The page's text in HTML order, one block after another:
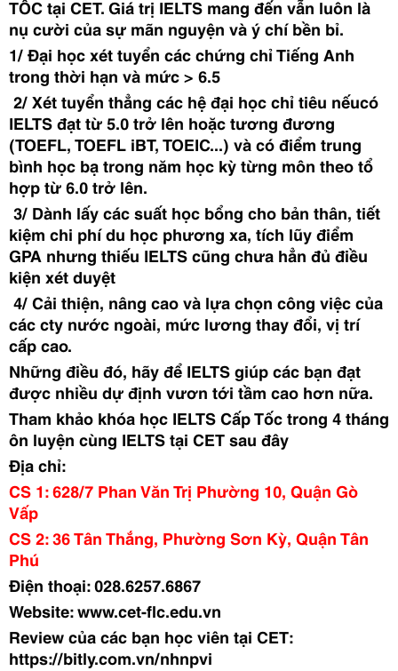
TỐC tại CET. Giá trị IELTS mang đến vẫn luôn là
nụ cười của sự mãn nguyện và ý chí bền bỉ.
1/ Đại học xét tuyển các chứng chỉ Tiếng Anh
trong thời hạn và mức > 6.5
2/ Xét tuyển thẳng các hệ đại học chỉ tiêu nếucó
IELTS đạt từ 5.0 trở lên hoặc tương đương
(TOEFL, TOEFL iBT, TOEIC...) và có điểm trung
bình học bạ trong năm học kỳ từng môn theo tổ
hợp từ 6.0 trở lên.
3/ Dành lấy các suất học bổng cho bản thân, tiết
kiệm chi phí du học phương xa, tích lũy điểm
GPA nhưng thiếu IELTS cũng chưa hẳn đủ điều
kiện xét duyệt
4/ Cải thiện, nâng cao và lựa chọn công việc của
các cty nước ngoài, mức lương thay đổi, vị trí
cấp cao.
Những điều đó, hãy để IELTS giúp các bạn đạt
được nhiều dự định vươn tới tầm cao hơn nữa.
Tham khảo khóa học IELTS Cấp Tốc trong 4 tháng
ôn luyện cùng IELTS tại CET sau đây
Địa chỉ:
CS 1: 628/7 Phan Văn Trị Phường 10, Quận Gò
Vấp
CS 2: 36 Tân Thắng, Phường Sơn Kỳ, Quận Tân
Phú
Điện thoại: 028.6257.6867
Website: www.cet-flc.edu.vn
Review của các bạn học viên tại CET:
https://bitly.com.vn/nhnpvi